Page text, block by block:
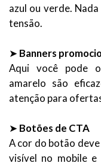
azul ou verde.
tensão.
➤ Banners
Aqui você pode
amarelo são
atenção para
➤ Botões de CTA
A cor do botão
visível no mobile e